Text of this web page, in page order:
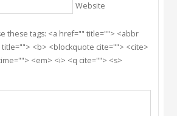
Website
these tags: <a href="" title=""> <abbr
<b> <blockquote cite=""> <cite>
<em> <i> <q cite=""> <s>